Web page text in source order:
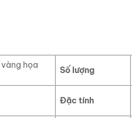
họa
Số lượng
Đặc tính